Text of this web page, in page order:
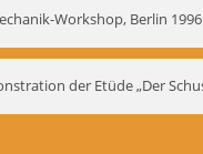
Workshop, Berlin 1996